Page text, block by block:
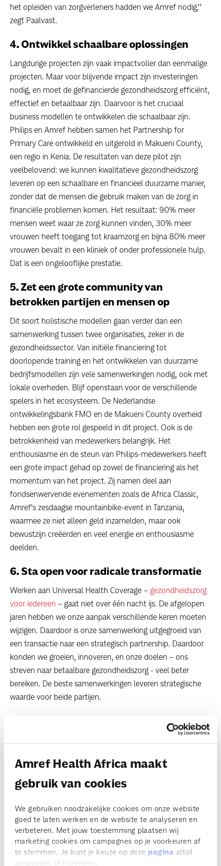
Amref Health Africa maakt
gebruik van cookies
We gebruiken noodzakelijke cookies om onze website
goed te laten werken en de website te analyseren en
verbeteren. Met jouw toestemming plaatsen wij
marketing cookies om campagnes op je voorkeuren af
te stemmen. Je kunt je keuze op deze pagina altijd
aanpassen of intrekken.
het opleiden van zorgverleners hadden we Amref nodig,’’
zegt Paalvast.
4. Ontwikkel schaalbare oplossingen
Langdurige projecten zijn vaak impactvoller dan eenmalige
projecten. Maar voor blijvende impact zijn investeringen
nodig, en moet de gefinancierde gezondheidszorg efficiënt,
effectief en betaalbaar zijn. Daarvoor is het cruciaal
business modellen te ontwikkelen die schaalbaar zijn.
Philips en Amref hebben samen het Partnership for
Primary Care ontwikkeld en uitgerold in Makueni County,
een regio in Kenia. De resultaten van deze pilot zijn
veelbelovend: we kunnen kwalitatieve gezondheidszorg
leveren op een schaalbare en financieel duurzame manier,
zonder dat de mensen die gebruik maken van de zorg in
financiële problemen komen. Het resultaat: 90% meer
mensen weet waar ze zorg kunnen vinden, 30% meer
vrouwen heeft toegang tot kraamzorg en bijna 80% meer
vrouwen bevalt in een kliniek of onder professionele hulp.
Dat is een ongelooflijke prestatie.
5. Zet een grote community van
betrokken partijen en mensen op
Dit soort holistische modellen gaan verder dan een
samenwerking tussen twee organisaties, zeker in de
gezondheidssector. Van initiële financiering tot
doorlopende training en het ontwikkelen van duurzame
bedrijfsmodellen zijn vele samenwerkingen nodig, ook met
lokale overheden. Blijf openstaan voor de verschillende
spelers in het ecosysteem. De Nederlandse
ontwikkelingsbank FMO en de Makueni County overheid
hebben een grote rol gespeeld in dit project. Ook is de
betrokkenheid van medewerkers belangrijk. Het
enthousiasme en de steun van Philips-medewerkers heeft
een grote impact gehad op zowel de financiering als het
momentum van het project. Zij namen deel aan
fondsenwervende evenementen zoals de Africa Classic,
Amref's zesdaagse mountainbike-event in Tanzania,
waarmee ze niet alleen geld inzamelden, maar ook
bewustzijn creëerden en veel energie en enthousiasme
deelden.
6. Sta open voor radicale transformatie
Werken aan Universal Health Coverage – gezondheidszorg
voor iedereen – gaat niet over één nacht ijs. De afgelopen
jaren hebben we onze aanpak verschillende keren moeten
wijzigen. Daardoor is onze samenwerking uitgegroeid van
een transactie naar een strategisch partnership. Daardoor
konden we groeien, innoveren, en onze doelen – ons
streven naar betaalbare gezondheidszorg - veel beter
bereiken. De beste samenwerkingen leveren strategische
waarde voor beide partijen.
ga dan samen”, zegt dr. Githinji Gitahi. “Door samen te
werken hebben we de gezondheid in verschillende
dat we in de loop van de tijd hebben opgebouwd, legt de
basis voor nieuwe, grotere projecten met meer impact. We
zijn ontzettend trots dat we het eerste publiek-private
partnerschap hebben ontwikkeld voor eerstelijnszorg in
Afrika. De particuliere sector heeft tot nu toe een kleine rol